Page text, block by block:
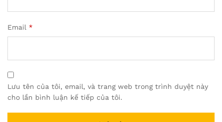
Email *
Lưu tên của tôi, email, và trang web trong trình duyệt này
cho lần bình luận kế tiếp của tôi.